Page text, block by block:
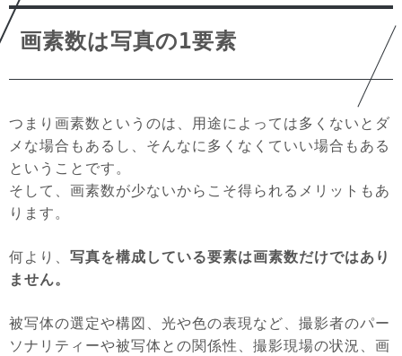
画素数は写真の1要素
つまり画素数というのは、用途によっては多くないとダ
メな場合もあるし、そんなに多くなくていい場合もある
ということです。
そして、画素数が少ないからこそ得られるメリットもあ
ります。
何より、 写真を構成している要素は画素数だけではあり
ません。
被写体の選定や構図、光や色の表現など、撮影者のパー
ソナリティーや被写体との関係性、撮影現場の状況、画